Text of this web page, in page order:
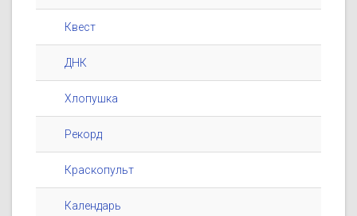
Квест
ДНК
Хлопушка
Рекорд
Краскопульт
Календарь